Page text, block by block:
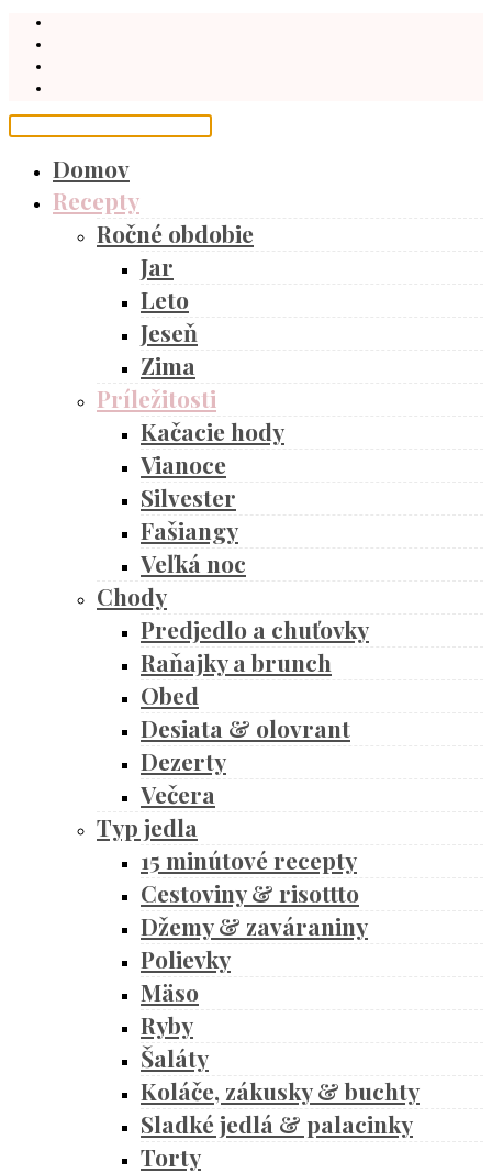
Domov
Recepty
Ročné obdobie
Jar
Leto
Jeseň
Zima
Príležitosti
Kačacie hody
Vianoce
Silvester
Fašiangy
Veľká noc
Chody
Predjedlo a chuťovky
Raňajky a brunch
Obed
Desiata & olovrant
Dezerty
Večera
Typ jedla
15 minútové recepty
Cestoviny & risottto
Džemy & zaváraniny
Polievky
Mäso
Ryby
Šaláty
Koláče, zákusky & buchty
Sladké jedlá & palacinky
Torty